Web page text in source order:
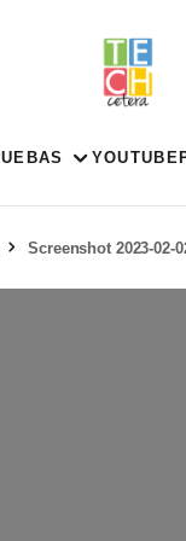
YOUTUBE
Screenshot 2023-02-